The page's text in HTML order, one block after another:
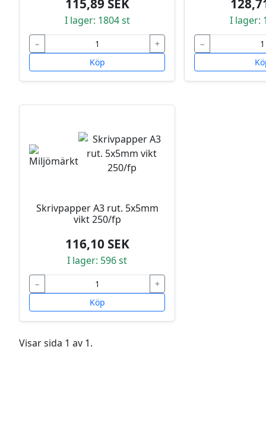
115,89 SEK
I lager: 1804 st
−
+
Köp
I lager:
−
Skrivpapper A3 rut. 5x5mm
vikt 250/fp
116,10 SEK
I lager: 596 st
−
+
Köp
Visar sida 1 av 1.